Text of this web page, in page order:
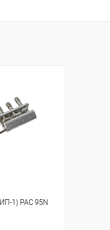
1) PAC 95N